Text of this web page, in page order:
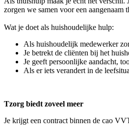
zorgen we samen voor een aangenaam
Wat je doet als huishoudelijke hulp:
Als huishoudelijk medewerker
Je betrekt de cliënten bij het
Je geeft persoonlijke aandacht,
Als er iets verandert in de
Tzorg biedt zoveel meer
Je krijgt een contract binnen de cao